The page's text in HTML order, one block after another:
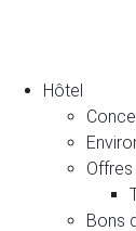
Hôtel
Offres
Bons